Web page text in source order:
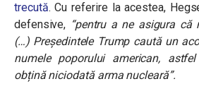
trecută. Cu referire la acestea,
defensive, “pentru a ne asigura că
(…) Președintele Trump caută un
numele poporului american,
obțină niciodată arma nucleară”.